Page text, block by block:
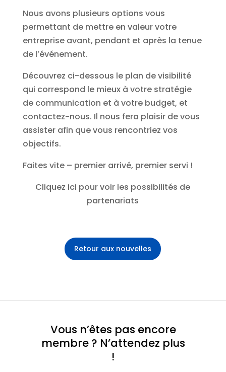
Nous avons plusieurs options vous
permettant de mettre en valeur votre
entreprise avant, pendant et après la tenue
de l’événement.
Découvrez ci-dessous le plan de visibilité
qui correspond le mieux à votre stratégie
de communication et à votre budget, et
contactez-nous. Il nous fera plaisir de vous
assister afin que vous rencontriez vos
objectifs.
Faites vite – premier arrivé, premier servi !
Cliquez ici pour voir les possibilités de
partenariats
Retour aux nouvelles
Vous n’êtes pas encore
membre ? N’attendez plus
!